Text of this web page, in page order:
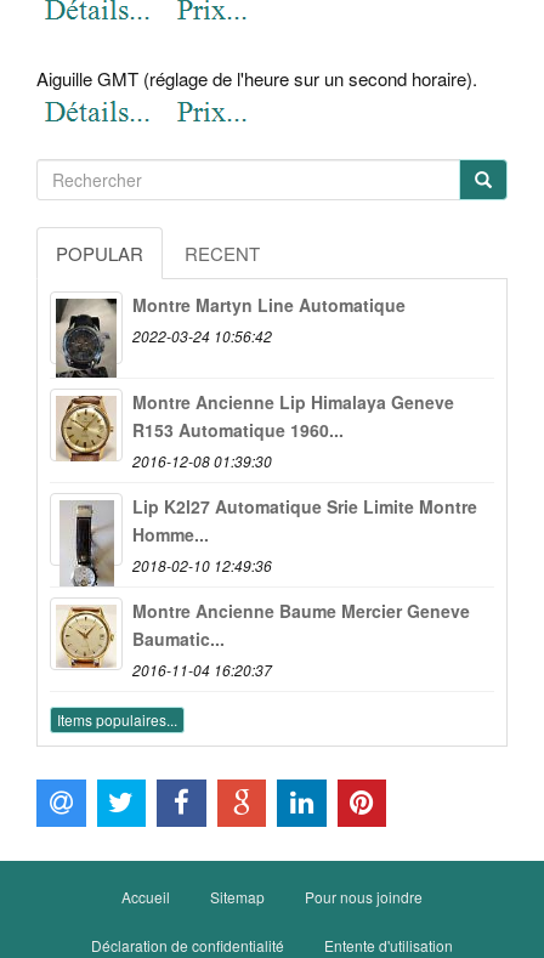
Aiguille GMT (réglage de l'heure sur un second horaire).
POPULAR RECENT
Montre Martyn Line Automatique
2022-03-24 10:56:42
Montre Ancienne Lip Himalaya Geneve
R153 Automatique 1960...
2016-12-08 01:39:30
Lip K2l27 Automatique Srie Limite Montre
Homme...
2018-02-10 12:49:36
Montre Ancienne Baume Mercier Geneve
Baumatic...
2016-11-04 16:20:37
Items populaires...
Accueil Sitemap Pour nous joindre
Déclaration de confidentialité Entente d'utilisation